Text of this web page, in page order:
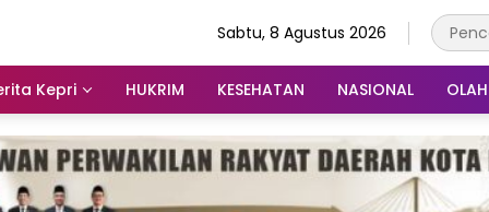
Sabtu, 8 Agustus 2026
Kepri HUKRIM KESEHATAN NASIONAL